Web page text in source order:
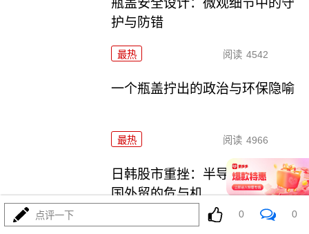
瓶盖安全设计：微观细节中的守
护与防错
最热 阅读 4542
一个瓶盖拧出的政治与环保隐喻
最热 阅读 4966
日韩股市重挫：半导体失速与中
国外贸的危与机
最热
点评一下 0 0